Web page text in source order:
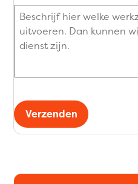
Verzenden